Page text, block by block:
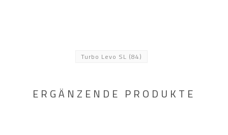
Turbo Levo SL (84)
ERGÄNZENDE PRODUKTE